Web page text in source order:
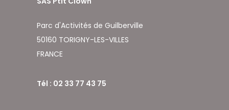
Parc d'Activités de Guilberville
50160 TORIGNY-LES-VILLES
FRANCE
Tél : 02 33 77 43 75